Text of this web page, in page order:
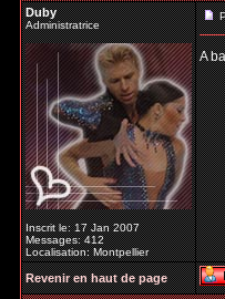
Duby
Administratrice
Inscrit le: 17 Jan 2007
Messages: 412
Localisation: Montpellier
A
Revenir en haut de page